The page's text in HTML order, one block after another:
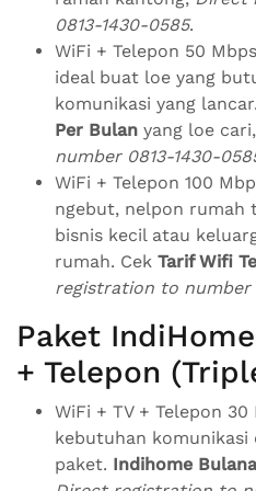
0813-1430-0585.
WiFi + Telepon 50
ideal buat loe yang
komunikasi yang
Per Bulan yang loe cari,
number 0813-1430-
WiFi + Telepon 100
ngebut, nelpon rumah
bisnis kecil atau
rumah. Cek Tarif Wifi
registration to number
Paket
+ Telepon
WiFi + TV + Telepon
kebutuhan
paket. Indihome